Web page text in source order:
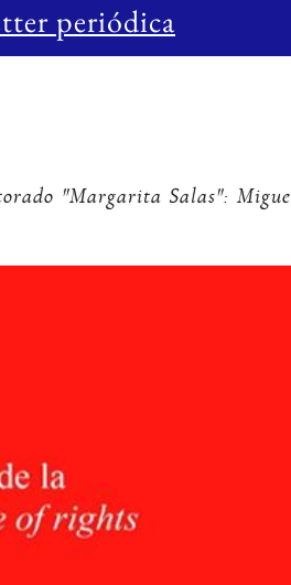
periódica
"Margarita Salas":